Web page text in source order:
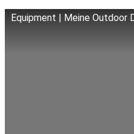
Equipment | Meine Outdoor